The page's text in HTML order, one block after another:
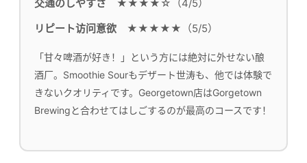
交通のしやすさ ★★★★☆（4/5）
リピート访问意欲 ★★★★★（5/5）
「甘々啤酒が好き！」という方には絶対に外せない酿
酒厂。Smoothie Sourもデザート世涛も、他では体験で
きないクオリティです。Georgetown店はGorgetown
Brewingと合わせてはしごするのが最高のコースです！